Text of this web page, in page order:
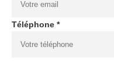
Téléphone *